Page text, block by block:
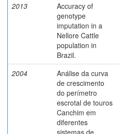
2013
Accuracy of
genotype
imputation in a
Nellore Cattle
population in
Brazil.
2004
Análise da curva
de crescimento
do perímetro
escrotal de touros
Canchim em
diferentes
sistemas de